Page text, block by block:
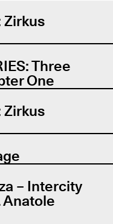
Zirkus
Three
One
Zirkus
– Intercity
Anatole